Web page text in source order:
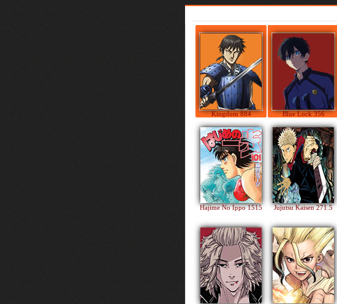
Kingdom 884 Blue Lock 356
Hajime No Ippo 1515 Jujutsu Kaisen 271.5